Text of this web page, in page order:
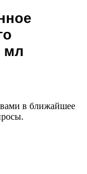
мл
в ближайшее